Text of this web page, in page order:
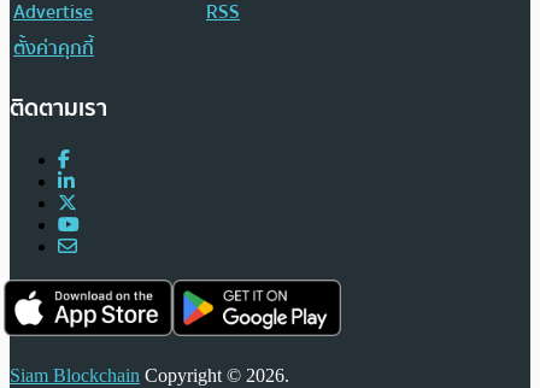
Advertise
RSS
ตั้งค่าคุกกี้
ติดตามเรา
Siam Blockchain Copyright © 2026.